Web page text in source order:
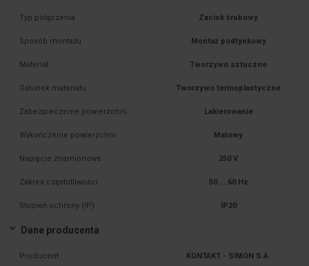
Typ połączenia Zacisk śrubowy
Sposób montażu Montaż podtynkowy
Materiał Tworzywo sztuczne
Gatunek materiału Tworzywo termoplastyczne
Zabezpieczenie powierzchni Lakierowanie
Wykończenie powierzchni Matowy
Napięcie znamionowe 250 V
Zakres częstotliwości 50 ... 60 Hz
Stopień ochrony (IP) IP20
Dane producenta
Producent KONTAKT - SIMON S.A.